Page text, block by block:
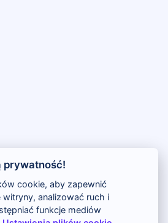
i bezpieczeństwo → Pliki cookie innych
cookies i śledzenia dla tej witryny.
prywatność!
cookie, aby zapewnić
witryny, analizować ruch i
funkcje mediów